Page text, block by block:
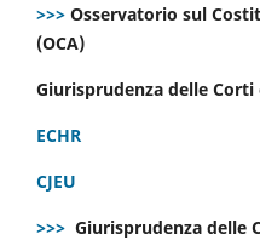
>>> Osservatorio sul
(OCA)
Giurisprudenza delle Corti
ECHR
CJEU
>>> Giurisprudenza delle